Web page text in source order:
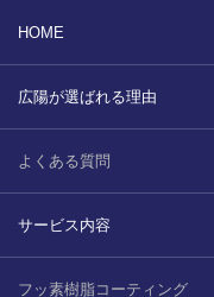
HOME
広陽が選ばれる理由
よくある質問
サービス内容
フッ素樹脂コーティング